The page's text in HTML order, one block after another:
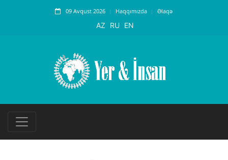
09 Avqust 2026 Haqqımızda Əlaqə
AZ RU EN